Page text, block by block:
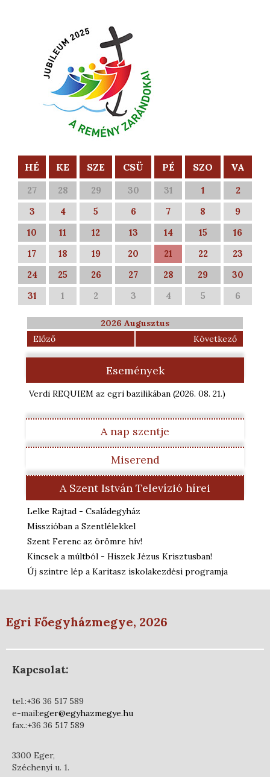
HÉ KE SZE CSÜ PÉ SZO VA
27 28 29 30 31 1
2
3
4 5 6 7 8
9
10
11 12 13 14 15
16
17
18 19 20 21 22
23
24
25 26 27 28 29
30
31
1 2 3 4 5 6
2026 Augusztus
Előző
Következő
Események
Verdi REQUIEM az egri bazilikában (2026. 08. 21.)
A nap szentje
Miserend
A Szent István Televízió hírei
Lelke Rajtad - Családegyház
Misszióban a Szentlélekkel
Szent Ferenc az örömre hív!
Kincsek a múltból - Hiszek Jézus Krisztusban!
Új szintre lép a Karitasz iskolakezdési programja
Egri Főegyházmegye, 2026
Kapcsolat:
tel.:+36 36 517 589
e-mail:eger@egyhazmegye.hu
fax.:+36 36 517 589
3300 Eger,
Széchenyi u. 1.